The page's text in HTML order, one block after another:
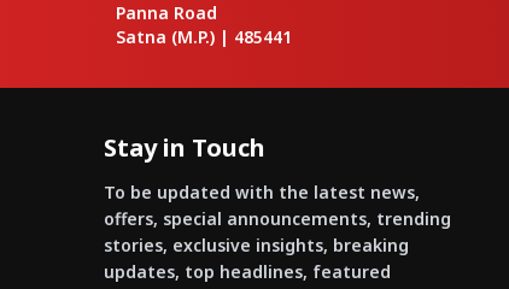
Panna Road
Satna (M.P.) | 485441
Stay in Touch
To be updated with the latest news,
offers, special announcements, trending
stories, exclusive insights, breaking
updates, top headlines, featured